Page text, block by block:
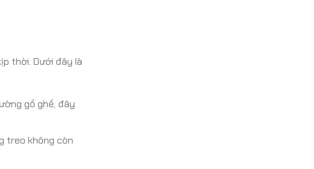
thời. Dưới đây là
gồ ghề, đây
treo không còn